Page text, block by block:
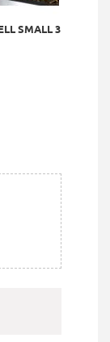
SMALL 3